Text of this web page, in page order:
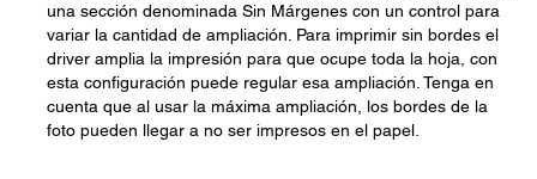
una sección denominada Sin Márgenes con un control para
variar la cantidad de ampliación. Para imprimir sin bordes el
driver amplia la impresión para que ocupe toda la hoja, con
esta configuración puede regular esa ampliación. Tenga en
cuenta que al usar la máxima ampliación, los bordes de la
foto pueden llegar a no ser impresos en el papel.